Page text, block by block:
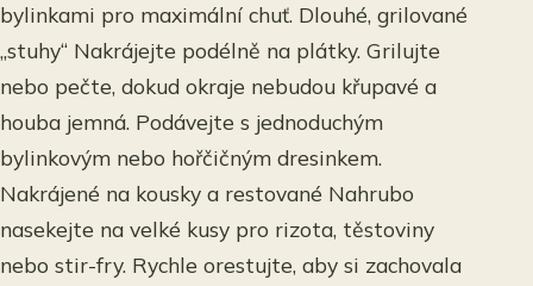
bylinkami pro maximální chuť. Dlouhé, grilované
„stuhy“ Nakrájejte podélně na plátky. Grilujte
nebo pečte, dokud okraje nebudou křupavé a
houba jemná. Podávejte s jednoduchým
bylinkovým nebo hořčičným dresinkem.
Nakrájené na kousky a restované Nahrubo
nasekejte na velké kusy pro rizota, těstoviny
nebo stir-fry. Rychle orestujte, aby si zachovala